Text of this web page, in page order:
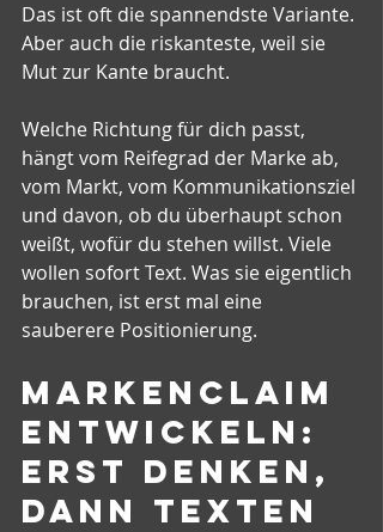
Das ist oft die spannendste Variante.
Aber auch die riskanteste, weil sie
Mut zur Kante braucht.
Welche Richtung für dich passt,
hängt vom Reifegrad der Marke ab,
vom Markt, vom Kommunikationsziel
und davon, ob du überhaupt schon
weißt, wofür du stehen willst. Viele
wollen sofort Text. Was sie eigentlich
brauchen, ist erst mal eine
sauberere Positionierung.
Markenclaim
entwickeln:
erst denken,
dann texten